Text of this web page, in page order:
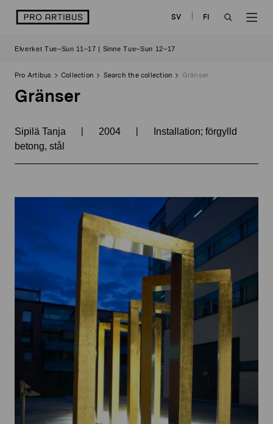
logo SV
FI
Elverket Tue–Sun 11–17 | Sinne Tue–Sun 12–17
Pro Artibus Collection Search the collection Gränser
Gränser
Sipilä Tanja | 2004 |
Installation; förgylld
betong, stål